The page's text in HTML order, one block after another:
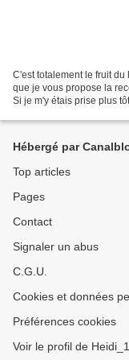
C'est totalement le fruit
que je vous propose la
Si je m'y étais prise plus
Hébergé par
Top articles
Pages
Contact
Signaler un abus
C.G.U.
Cookies et données
Préférences cookies
Voir le profil de